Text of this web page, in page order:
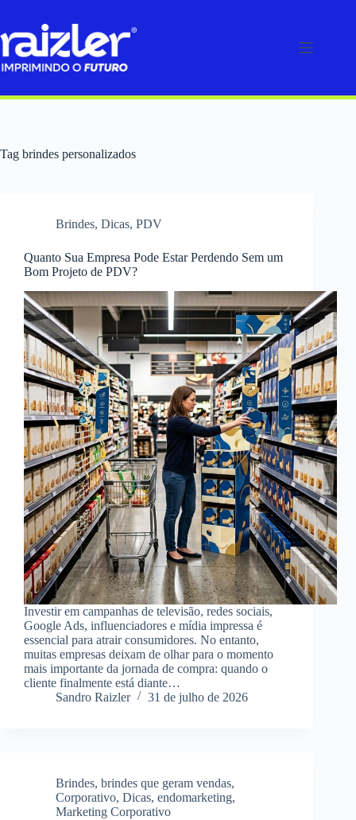
o
conteúdo
Tag brindes personalizados
Brindes, Dicas, PDV
Quanto Sua Empresa Pode Estar Perdendo Sem um
Bom Projeto de PDV?
Investir em campanhas de televisão, redes sociais,
Google Ads, influenciadores e mídia impressa é
essencial para atrair consumidores. No entanto,
muitas empresas deixam de olhar para o momento
mais importante da jornada de compra: quando o
cliente finalmente está diante…
Sandro Raizler
31 de julho de 2026
Brindes, brindes que geram vendas,
Corporativo, Dicas, endomarketing,
Marketing Corporativo